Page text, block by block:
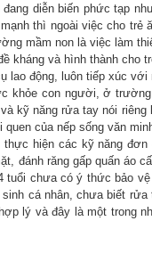
diễn biến phức tạp
thì ngoài việc cho trẻ
mầm non là việc làm
kháng và hình thành cho
lao động, luôn tiếp xúc
khỏe con người, ở
kỹ năng rửa tay nói
quen của nếp sống văn
hiện các kỹ năng
đánh răng gấp quấn áo
tuổi chưa có ý thức bảo
sinh cá nhân, chưa biết
lý và đây là một trong